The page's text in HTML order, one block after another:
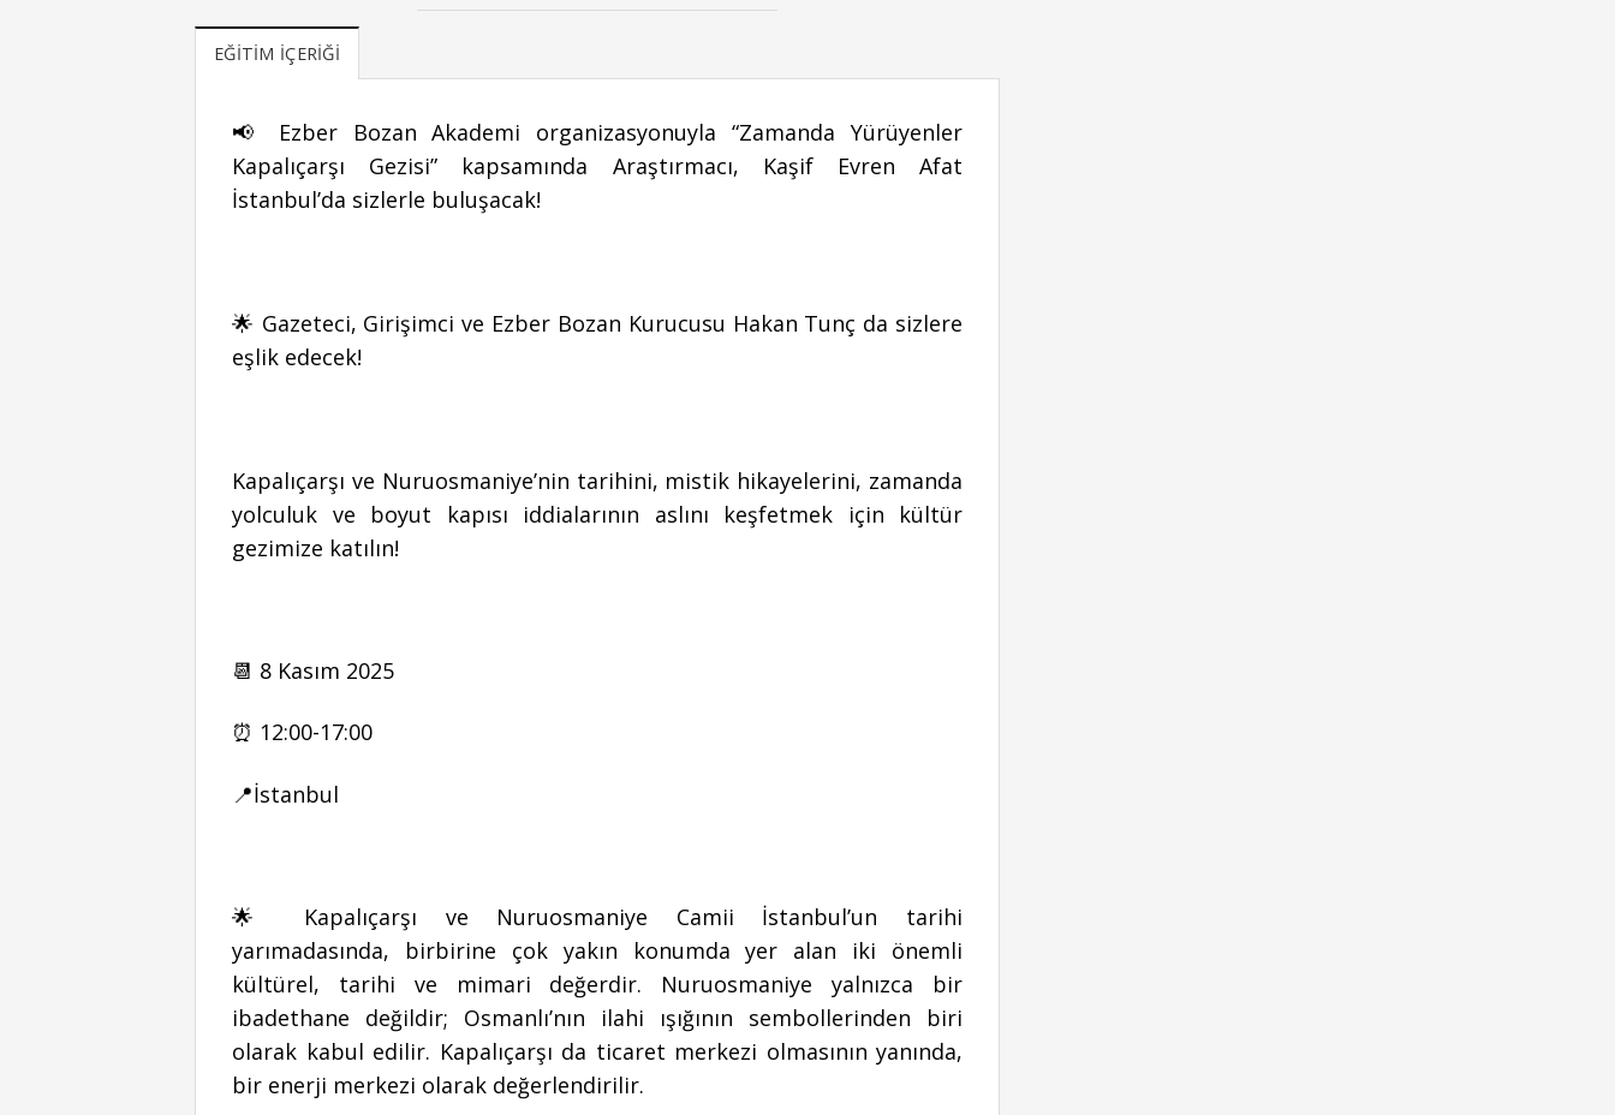
EĞITIM İÇERIĞI
📢 Ezber Bozan Akademi organizasyonuyla “Zamanda Yürüyenler
Kapalıçarşı Gezisi” kapsamında Araştırmacı, Kaşif Evren Afat
İstanbul’da sizlerle buluşacak!
🌟 Gazeteci, Girişimci ve Ezber Bozan Kurucusu Hakan Tunç da sizlere
eşlik edecek!
Kapalıçarşı ve Nuruosmaniye’nin tarihini, mistik hikayelerini, zamanda
yolculuk ve boyut kapısı iddialarının aslını keşfetmek için kültür
gezimize katılın!
📆 8 Kasım 2025
⏰ 12:00-17:00
📍İstanbul
🌟 Kapalıçarşı ve Nuruosmaniye Camii İstanbul’un tarihi
yarımadasında, birbirine çok yakın konumda yer alan iki önemli
kültürel, tarihi ve mimari değerdir. Nuruosmaniye yalnızca bir
ibadethane değildir; Osmanlı’nın ilahi ışığının sembollerinden biri
olarak kabul edilir. Kapalıçarşı da ticaret merkezi olmasının yanında,
bir enerji merkezi olarak değerlendirilir.